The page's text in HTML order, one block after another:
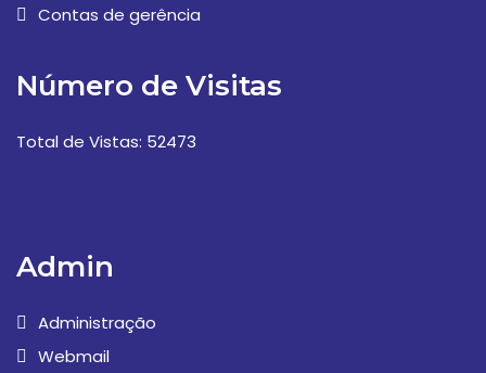
Contas de gerência
Número de Visitas
Total de Vistas: 52473
Admin
Administração
Webmail